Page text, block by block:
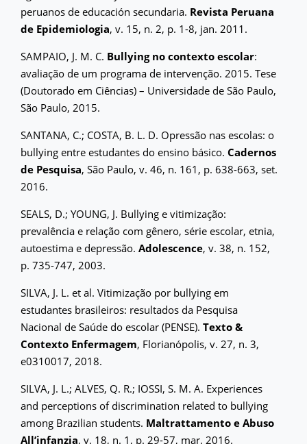
peruanos de educación secundaria. Revista Peruana
de Epidemiologia, v. 15, n. 2, p. 1-8, jan. 2011.
SAMPAIO, J. M. C. Bullying no contexto escolar:
avaliação de um programa de intervenção. 2015. Tese
(Doutorado em Ciências) – Universidade de São Paulo,
São Paulo, 2015.
SANTANA, C.; COSTA, B. L. D. Opressão nas escolas: o
bullying entre estudantes do ensino básico. Cadernos
de Pesquisa, São Paulo, v. 46, n. 161, p. 638-663, set.
2016.
SEALS, D.; YOUNG, J. Bullying e vitimização:
prevalência e relação com gênero, série escolar, etnia,
autoestima e depressão. Adolescence, v. 38, n. 152,
p. 735-747, 2003.
SILVA, J. L. et al. Vitimização por bullying em
estudantes brasileiros: resultados da Pesquisa
Nacional de Saúde do escolar (PENSE). Texto &
Contexto Enfermagem, Florianópolis, v. 27, n. 3,
e0310017, 2018.
SILVA, J. L.; ALVES, Q. R.; IOSSI, S. M. A. Experiences
and perceptions of discrimination related to bullying
among Brazilian students. Maltrattamento e Abuso
All’infanzia, v. 18, n. 1, p. 29-57, mar. 2016.